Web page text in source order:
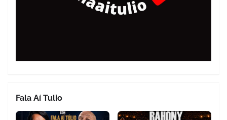
Fala Aí Tulio